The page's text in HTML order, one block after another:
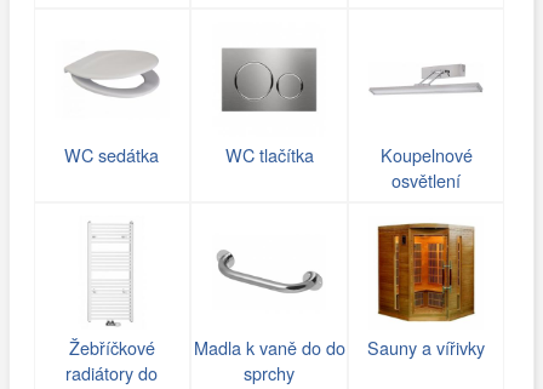
WC sedátka WC tlačítka
Koupelnové
osvětlení
Žebříčkové
radiátory do
Madla k vaně do do
sprchy
Sauny a vířivky